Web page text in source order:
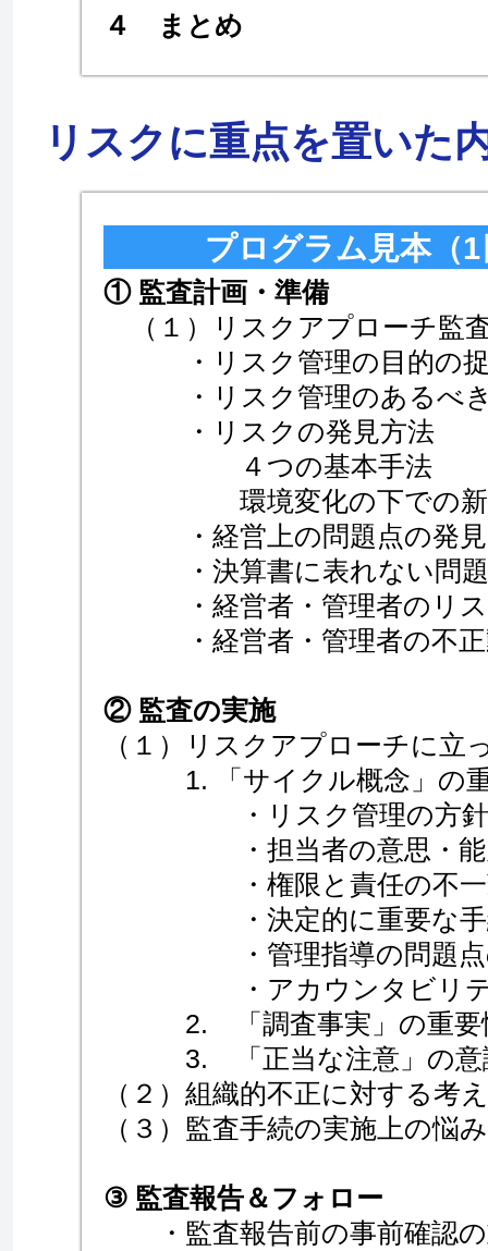
４ まとめ
リスクに重点を置いた
プログラム見本（
① 監査計画・準備
（１）リスクアプローチ監
・リスク管理の目的の捉
・リスク管理のあるべき
・リスクの発見方法
４つの基本手法
環境変化の下での新し
・経営上の問題点の発見
・決算書に表れない問題
・経営者・管理者のリス
・経営者・管理者の不正
② 監査の実施
（１）リスクアプローチに立
1. 「サイクル概念」の
・リスク管理の方針
・担当者の意思・能
・権限と責任の不一致
・決定的に重要な手
・管理指導の問題点
・アカウンタビリティ
2. 「調査事実」の重要性
3. 「正当な注意」の意
（２）組織的不正に対する考
（３）監査手続の実施上の悩み
③ 監査報告＆フォロー
・監査報告前の事前確認の